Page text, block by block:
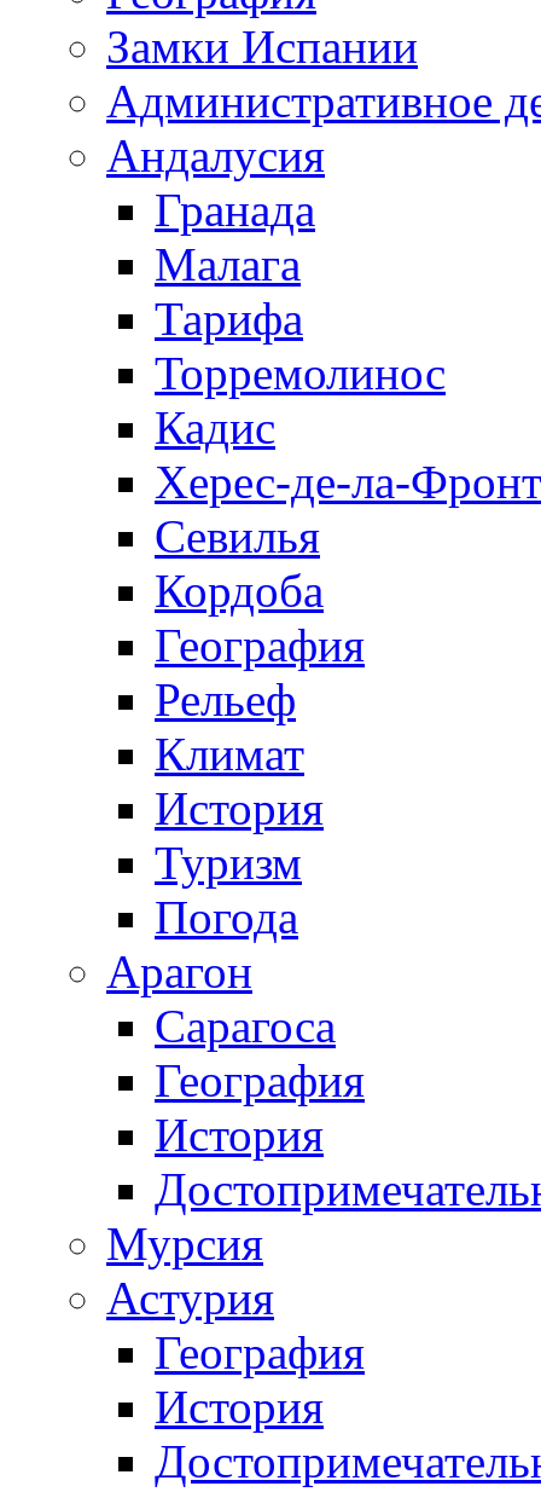
Замки Испании
Административное
Андалусия
Гранада
Малага
Тарифа
Торремолинос
Кадис
Херес-де-ла-
Севилья
Кордоба
География
Рельеф
Климат
История
Туризм
Погода
Арагон
Сарагоса
География
История
Мурсия
Астурия
География
История